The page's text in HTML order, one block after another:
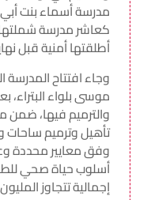
مدرسة أسماء بنت أبي
كعاشر مدرسة
أطلقتها أمنية قبل نهاية
وجاء افتتاح
موسى بلواء البتراء،
والترميم فيها، ضمن
تأهيل وترميم
أسلوب حياة صحي
إجمالية تتجاوز المليون